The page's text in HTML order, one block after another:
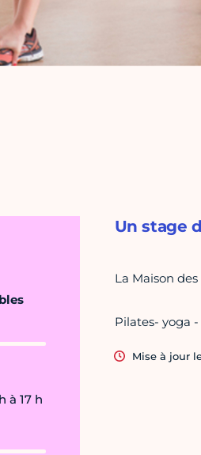
à 17 h
Un stage
La Maison
Pilates- yoga
Mise à jour